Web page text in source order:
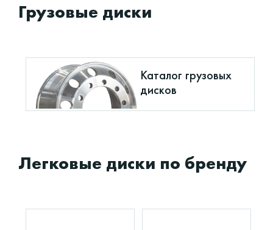
Грузовые диски
Каталог грузовых
дисков
Легковые диски по бренду